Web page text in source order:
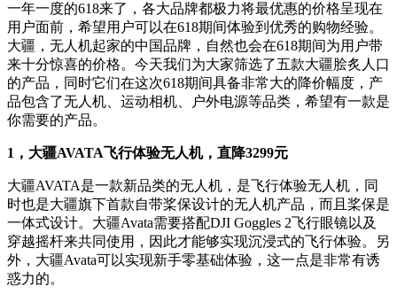
一年一度的618来了，各大品牌都极力将最优惠的价格呈现在
用户面前，希望用户可以在618期间体验到优秀的购物经验。
大疆，无人机起家的中国品牌，自然也会在618期间为用户带
来十分惊喜的价格。今天我们为大家筛选了五款大疆脍炙人口
的产品，同时它们在这次618期间具备非常大的降价幅度，产
品包含了无人机、运动相机、户外电源等品类，希望有一款是
你需要的产品。
1，大疆AVATA飞行体验无人机，直降3299元
大疆AVATA是一款新品类的无人机，是飞行体验无人机，同
时也是大疆旗下首款自带桨保设计的无人机产品，而且桨保是
一体式设计。大疆Avata需要搭配DJI Goggles 2飞行眼镜以及
穿越摇杆来共同使用，因此才能够实现沉浸式的飞行体验。另
外，大疆Avata可以实现新手零基础体验，这一点是非常有诱
惑力的。